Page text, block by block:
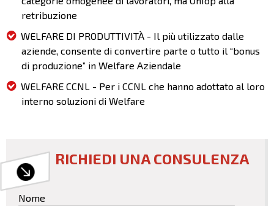
retribuzione
WELFARE DI PRODUTTIVITÀ - Il più utilizzato dalle
aziende, consente di convertire parte o tutto il “bonus
di produzione” in Welfare Aziendale
WELFARE CCNL - Per i CCNL che hanno adottato al loro
interno soluzioni di Welfare
RICHIEDI UNA CONSULENZA
Nome